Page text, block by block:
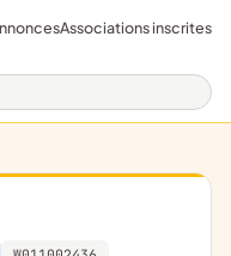
Associations inscrites